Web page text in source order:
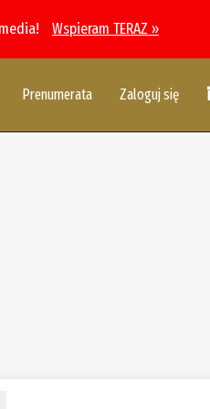
Wspieram TERAZ »
Prenumerata Zaloguj się